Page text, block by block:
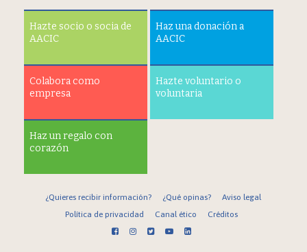
Hazte socio o socia de
AACIC
Haz una donación a
AACIC
Colabora como
empresa
Hazte voluntario o
voluntaria
Haz un regalo con
corazón
¿Quieres recibir información? ¿Qué opinas?
Aviso legal
Política de privacidad
Canal ético Créditos